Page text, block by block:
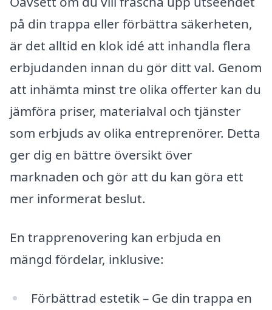
på din trappa eller förbättra säkerheten,
är det alltid en klok idé att inhandla flera
erbjudanden innan du gör ditt val. Genom
att inhämta minst tre olika offerter kan du
jämföra priser, materialval och tjänster
som erbjuds av olika entreprenörer. Detta
ger dig en bättre översikt över
marknaden och gör att du kan göra ett
mer informerat beslut.
En trapprenovering kan erbjuda en
mängd fördelar, inklusive:
Förbättrad estetik – Ge din trappa en